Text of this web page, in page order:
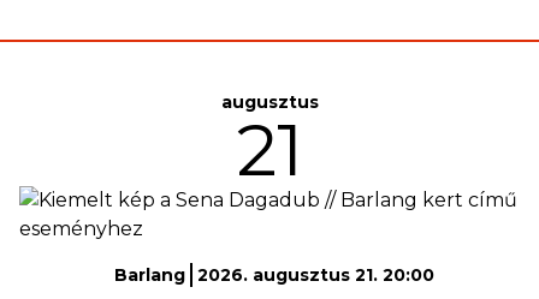
augusztus
21
Barlang 2026. augusztus 21. 20:00